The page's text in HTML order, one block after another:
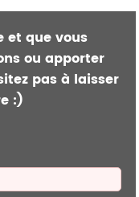
et que vous
ou apporter
pas à laisser
:)